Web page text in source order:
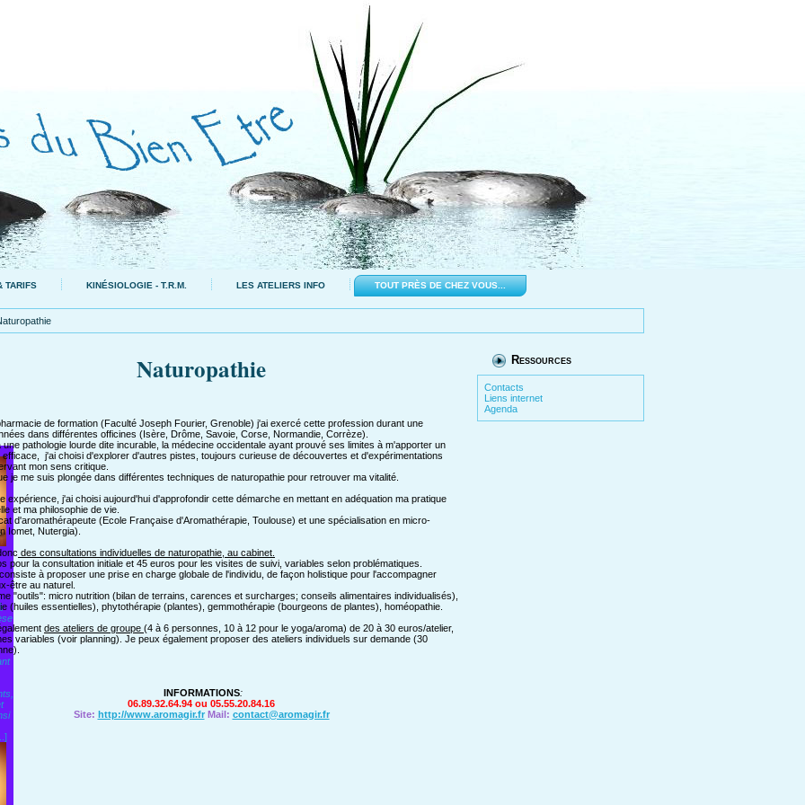
TARIFS KINÉSIOLOGIE - T.R.M. LES ATELIERS INFO TOUT PRÈS DE CHEZ VOUS...
Naturopathie
de formation (Faculté Joseph Fourier, Grenoble) j'ai exercé cette profession durant une
dans différentes officines (Isère, Drôme, Savoie, Corse, Normandie, Corrèze).
une pathologie lourde dite incurable, la médecine occidentale ayant prouvé ses limites à m'apporter un
efficace, j'ai choisi d'explorer d'autres pistes, toujours curieuse de découvertes et d'expérimentations
mon sens critique.
je me suis plongée dans différentes techniques de naturopathie pour retrouver ma vitalité.
expérience, j'ai choisi aujourd'hui d'approfondir cette démarche en mettant en adéquation ma pratique
et ma philosophie de vie.
d'aromathérapeute (Ecole Française d'Aromathérapie, Toulouse) et une spécialisation en micro-
Iomet, Nutergia).
des consultations individuelles de naturopathie, au cabinet.
pour la consultation initiale et 45 euros pour les visites de suivi, variables selon problématiques.
à proposer une prise en charge globale de l'individu, de façon holistique pour l'accompagner
être au naturel.
"outils": micro nutrition (bilan de terrains, carences et surcharges; conseils alimentaires individualisés),
(huiles essentielles), phytothérapie (plantes), gemmothérapie (bourgeons de plantes), homéopathie.
des ateliers de groupe (4 à 6 personnes, 10 à 12 pour le yoga/aroma) de 20 à 30 euros/atelier,
variables (voir planning). Je peux également proposer des ateliers individuels sur demande (30
INFORMATIONS:
06.89.32.64.94 ou 05.55.20.84.16
Site: http://www.aromagir.frMail: contact@aromagir.fr
Ressources
Contacts
Liens internet
Agenda